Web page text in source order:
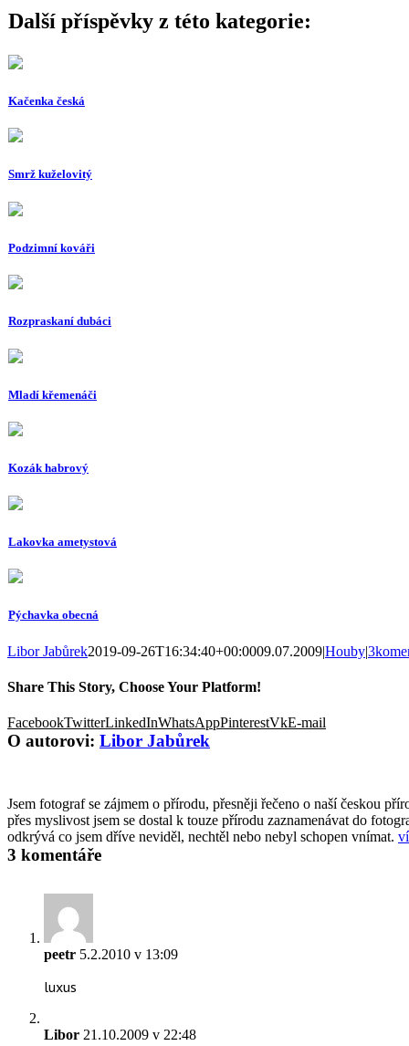
Další příspěvky z této kategorie:
Kačenka česká
Smrž kuželovitý
Podzimní kováři
Rozpraskaní dubáci
Mladí křemenáči
Kozák habrový
Lakovka ametystová
Pýchavka obecná
Libor Jabůrek2019-09-26T16:34:40+00:0009.07.2009|Houby|
Share This Story, Choose Your Platform!
FacebookTwitterLinkedInWhatsAppPinterestVkE-mail
O autorovi: Libor Jabůrek
Jsem fotograf se zájmem o přírodu, přesněji řečeno o naší českou
přes myslivost jsem se dostal k touze přírodu zaznamenávat do
odkrývá co jsem dříve neviděl, nechtěl nebo nebyl schopen vnímat.
3 komentáře
peetr 5.2.2010 v 13:09
luxus
Libor 21.10.2009 v 22:48